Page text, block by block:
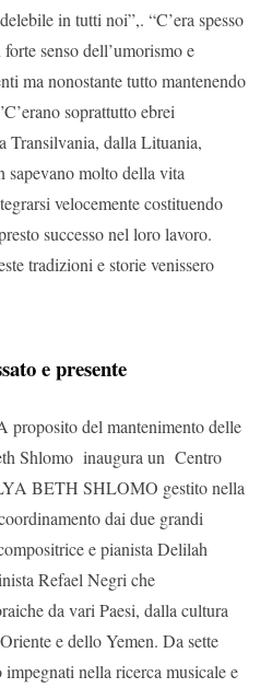
in tutti noi”,. “C’era spesso
senso dell’umorismo e
ma nonostante tutto mantenendo
soprattutto ebrei
Transilvania, dalla Lituania,
sapevano molto della vita
velocemente costituendo
successo nel loro lavoro.
tradizioni e storie venissero
e presente
proposito del mantenimento delle
Shlomo inaugura un Centro
BETH SHLOMO gestito nella
dai due grandi
e pianista Delilah
Refael Negri che
da vari Paesi, dalla cultura
e dello Yemen. Da sette
nella ricerca musicale e